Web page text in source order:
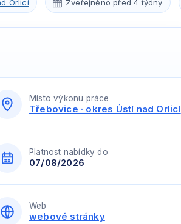
Orlicí Zveřejněno před 4 týdny
Místo výkonu práce
Třebovice · okres Ústí nad Orlicí
Platnost nabídky do
07/08/2026
Web
webové stránky